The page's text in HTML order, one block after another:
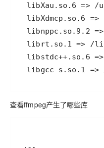
libgcc_s.so.1 =>
查看ffmpeg产生了哪些库